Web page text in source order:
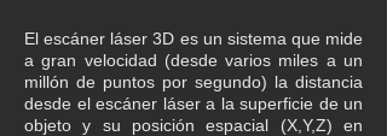
El escáner láser 3D es un sistema que mide
a gran velocidad (desde varios miles a un
millón de puntos por segundo) la distancia
desde el escáner láser a la superficie de un
objeto y su posición espacial (X,Y,Z) en